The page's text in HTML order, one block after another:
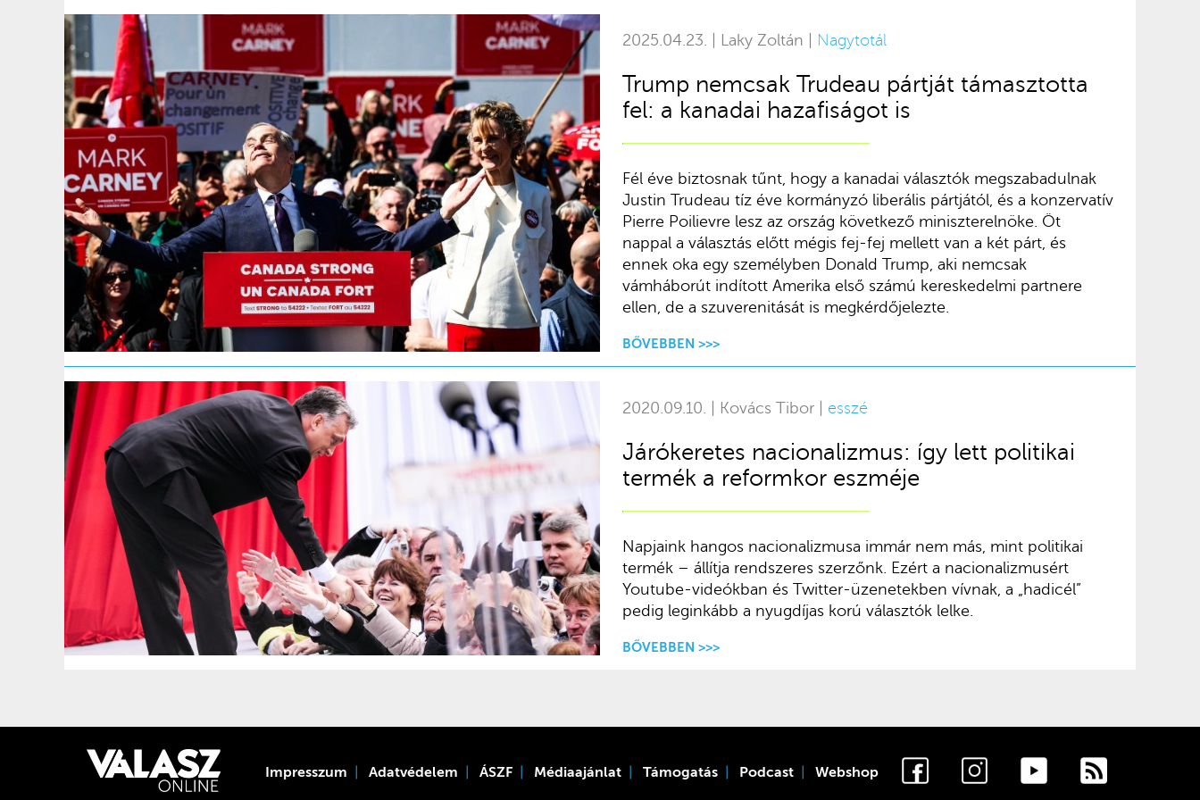
2025.04.23. | Laky Zoltán | Nagytotál
Trump nemcsak Trudeau pártját támasztotta
fel: a kanadai hazafiságot is
Fél éve biztosnak tűnt, hogy a kanadai választók megszabadulnak
Justin Trudeau tíz éve kormányzó liberális pártjától, és a konzervatív
Pierre Poilievre lesz az ország következő miniszterelnöke. Öt
nappal a választás előtt mégis fej-fej mellett van a két párt, és
ennek oka egy személyben Donald Trump, aki nemcsak
vámháborút indított Amerika első számú kereskedelmi partnere
ellen, de a szuverenitását is megkérdőjelezte.
BŐVEBBEN >>>
2020.09.10. | Kovács Tibor | esszé
Járókeretes nacionalizmus: így lett politikai
termék a reformkor eszméje
Napjaink hangos nacionalizmusa immár nem más, mint politikai
termék – állítja rendszeres szerzőnk. Ezért a nacionalizmusért
Youtube-videókban és Twitter-üzenetekben vívnak, a „hadicél”
pedig leginkább a nyugdíjas korú választók lelke.
BŐVEBBEN >>>
Impresszum Adatvédelem ÁSZF Médiaajánlat Támogatás Podcast Webshop